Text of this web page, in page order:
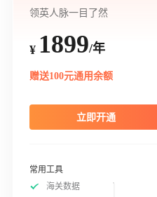
领英人脉一目了然
¥ 1899/年
赠送100元通用余额
立即开通
常用工具
海关数据